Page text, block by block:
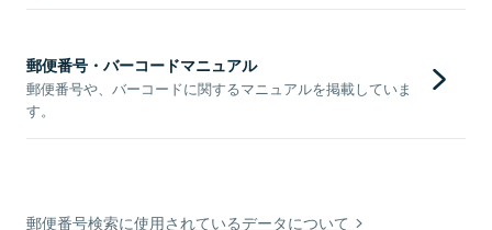
郵便番号・バーコードマニュアル
郵便番号や、バーコードに関するマニュアルを掲載していま
す。
郵便番号検索に使用されているデータについて